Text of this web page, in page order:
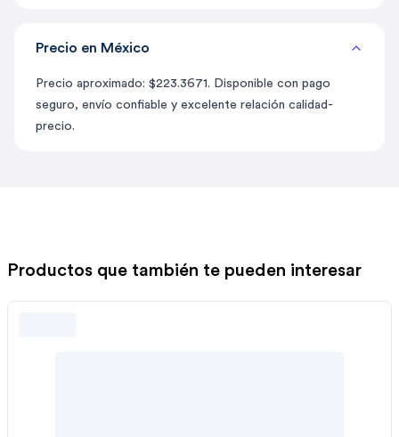
Precio en México
Precio aproximado: $223.3671. Disponible con pago
seguro, envío confiable y excelente relación calidad-
precio.
Productos que también te pueden interesar